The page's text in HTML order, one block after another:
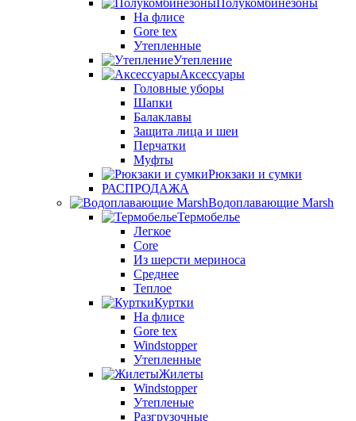
Полукомбинезоны
На флисе
Gore tex
Утепленные
Утепление
Аксессуары
Головные уборы
Шапки
Балаклавы
Защита лица и шеи
Перчатки
Муфты
Рюкзаки и сумки
РАСПРОДАЖА
Водоплавающие Marsh
Термобелье
Легкое
Core
Из шерсти мериноса
Среднее
Теплое
Куртки
На флисе
Gore tex
Windstopper
Утепленные
Жилеты
Windstopper
Утепленые
Разгрузочные